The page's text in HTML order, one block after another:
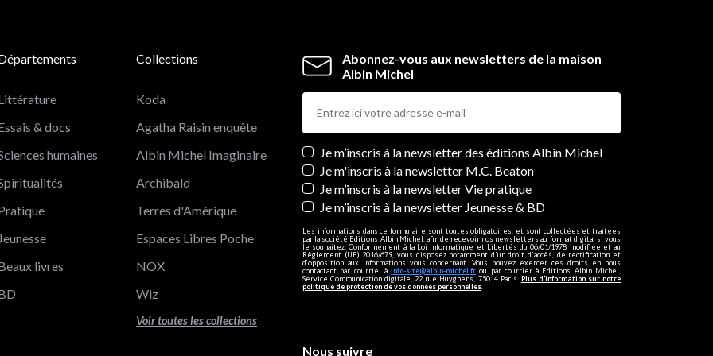
Abonnez-vous aux newsletters de la maison
Albin Michel
Newsletters
Je m’inscris à la newsletter des éditions Albin Michel
Je m'inscris à la newsletter M.C. Beaton
Je m’inscris à la newsletter Vie pratique
Je m’inscris à la newsletter Jeunesse & BD
Les informations dans ce formulaire sont toutes obligatoires, et sont collectées et traitées
par la société Editions Albin Michel, afin de recevoir nos newsletters au format digital si vous
le souhaitez. Conformément à la Loi Informatique et Libertés du 06/01/1978 modifiée et au
Règlement (UE) 2016/679, vous disposez notamment d'un droit d'accès, de rectification et
d’opposition aux informations vous concernant. Vous pouvez exercer ces droits en nous
contactant par courriel àinfo-site@albin-michel.fr ou par courrier à Editions Albin Michel,
Service Communication digitale, 22 rue Huyghens, 75014 Paris. Plus d’information sur notre
politique de protection de vos données personnelles
& docs
humaines
Jeunesse
livres
Collections
Koda
Agatha Raisin enquête
Albin Michel Imaginaire
Archibald
Terres d'Amérique
Espaces Libres Poche
NOX
Wiz
Voir toutes les collections
Nous suivre